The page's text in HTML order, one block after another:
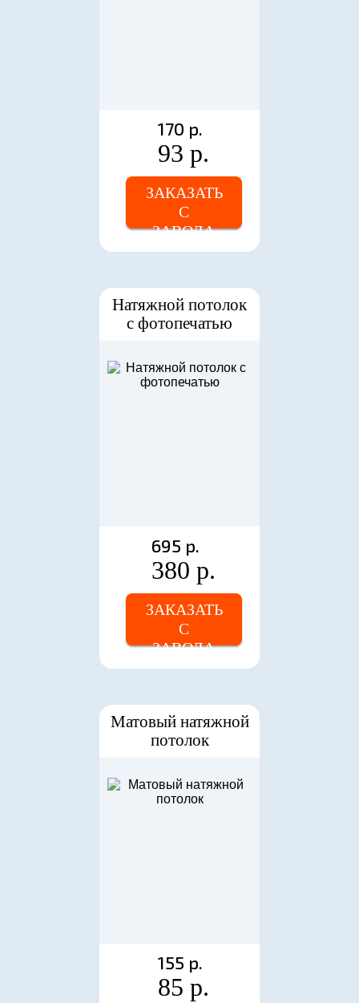
170 р.
93 р.
ЗАКАЗАТЬ
С
ЗАВОДА
Натяжной потолок
с фотопечатью
695 р.
380 р.
ЗАКАЗАТЬ
С
ЗАВОДА
Матовый натяжной
потолок
155 р.
85 р.